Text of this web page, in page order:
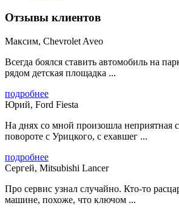
Отзывы клиентов
Максим, Chevrolet Aveo
Всегда боялся ставить автомобиль на
рядом детская площадка ...
подробнее
Юрий, Ford Fiesta
На днях со мной произошла неприятная
повороте с Урицкого, с ехавшег ...
подробнее
Сергей, Mitsubishi Lancer
Про сервис узнал случайно. Кто-то
машине, похоже, что ключом ...